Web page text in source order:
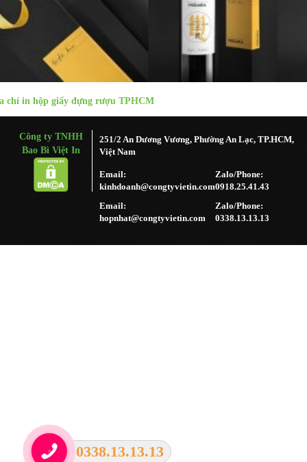
chỉ in hộp giấy đựng rượu TPHCM
Công ty TNHH
Bao Bì Việt In
251/2 An Dương Vương, Phường An Lạc, TP.HCM,
Việt Nam
Email:
kinhdoanh@congtyvietin.com
Email:
hopnhat@congtyvietin.com
Zalo/Phone:
0918.25.41.43
Zalo/Phone:
0338.13.13.13
0338.13.13.13